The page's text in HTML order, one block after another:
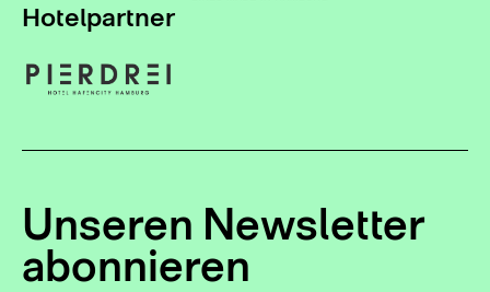
Hotelpartner
Unseren Newsletter
abonnieren